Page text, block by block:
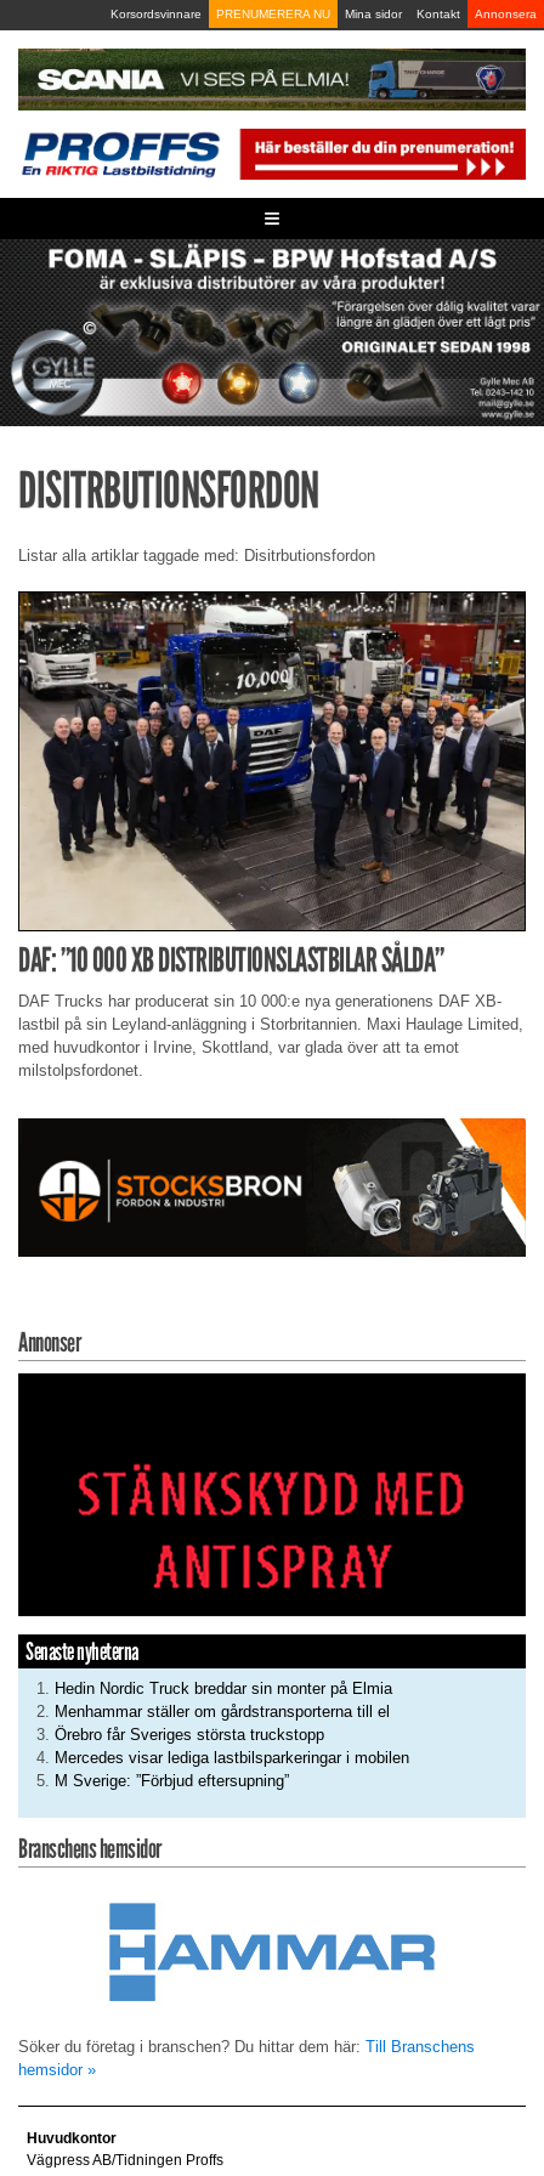
to
content
Korsordsvinnare PRENUMERERA NU Mina sidor Kontakt Annonsera
≡
DISITRBUTIONSFORDON
Listar alla artiklar taggade med: Disitrbutionsfordon
DAF: ”10 000 XB DISTRIBUTIONSLASTBILAR SÅLDA”
DAF Trucks har producerat sin 10 000:e nya generationens DAF XB-
lastbil på sin Leyland-anläggning i Storbritannien. Maxi Haulage Limited,
med huvudkontor i Irvine, Skottland, var glada över att ta emot
milstolpsfordonet.
Annonser
Senaste nyheterna
Hedin Nordic Truck breddar sin monter på Elmia
Menhammar ställer om gårdstransporterna till el
Örebro får Sveriges största truckstopp
Mercedes visar lediga lastbilsparkeringar i mobilen
M Sverige: ”Förbjud eftersupning”
Branschens hemsidor
Söker du företag i branschen? Du hittar dem här: Till Branschens
hemsidor »
Huvudkontor
Vägpress AB/Tidningen Proffs